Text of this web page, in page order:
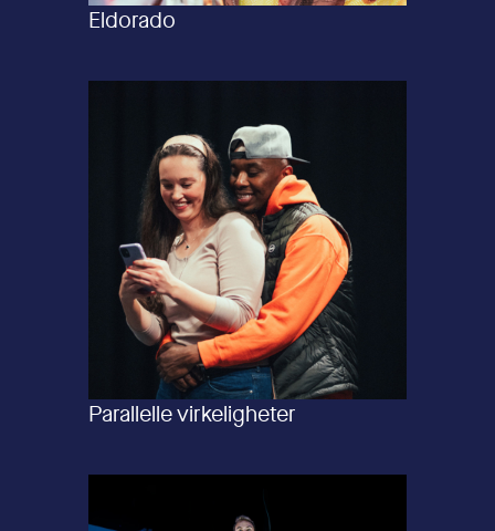
Eldorado
Parallelle virkeligheter